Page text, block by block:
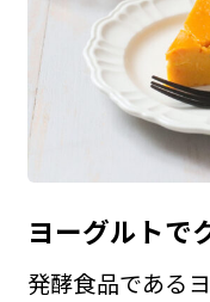
ヨーグルトで
発酵食品である